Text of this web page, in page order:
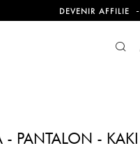
DEVENIR AFFILIE -
- PANTALON - KAKI